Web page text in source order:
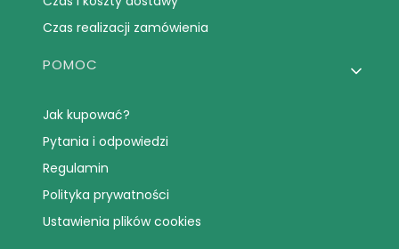
Czas realizacji zamówienia
POMOC
Jak kupować?
Pytania i odpowiedzi
Regulamin
Polityka prywatności
Ustawienia plików cookies